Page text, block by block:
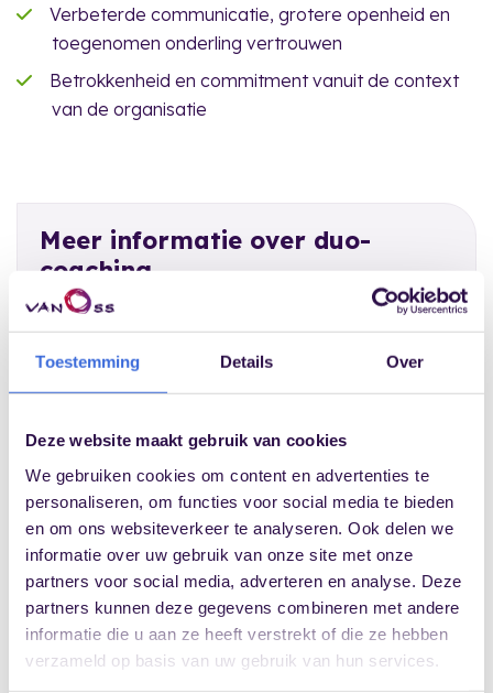
Toestemming Details Over
Deze website maakt gebruik van cookies
We gebruiken cookies om content en advertenties te
personaliseren, om functies voor social media te bieden
en om ons websiteverkeer te analyseren. Ook delen we
informatie over uw gebruik van onze site met onze
partners voor social media, adverteren en analyse. Deze
partners kunnen deze gegevens combineren met andere
informatie die u aan ze heeft verstrekt of die ze hebben
verzameld op basis van uw gebruik van hun services.
Verbeterde communicatie, grotere openheid en
toegenomen onderling vertrouwen
Betrokkenheid en commitment vanuit de context
van de organisatie
Meer informatie over duo-
coaching
Daan Limburg:
Bekijk profiel
E-mailadres
06-51173501
Anita van Ostaden:
Bekijk profiel
E-mailadres
info@levensmanagement.nl
Telefoonnummer
06 – 51 42 97 01